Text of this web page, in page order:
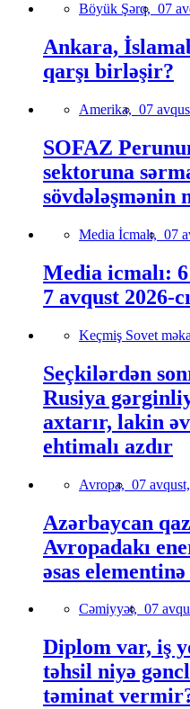
Böyük Şərq, 07
Ankara,
qarşı birləşir?
Amerika, 07
SOFAZ
sektoruna
sövdələşmənin
Media İcmalı, 07
Media icmalı:
7 avqust 2026-
Keçmiş Sovet
Seçkilərdən
Rusiya
axtarır, lakin
ehtimalı azdır
Avropa, 07
Azərbaycan
Avropadakı
əsas
Cəmiyyət, 07
Diplom var, iş
təhsil niyə
təminat